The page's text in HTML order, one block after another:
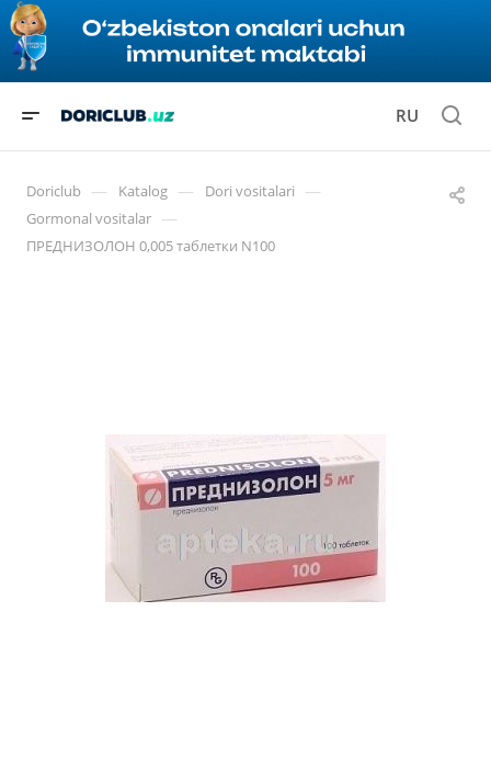
RU
Doriclub — Katalog — Dori vositalari —
Gormonal vositalar —
ПРЕДНИЗОЛОН 0,005 таблетки N100